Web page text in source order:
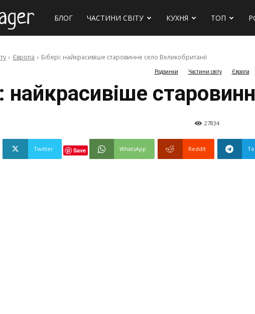
Сайт
БЛОГ ЧАСТИНИ СВІТУ КУХНЯ ТОП
Європа Бібері: найкрасивіше старовинне село Великобританії
Родзинки Частини світу Європа
найкрасивіше
27834
Twitter Save WhatsApp ReddIt